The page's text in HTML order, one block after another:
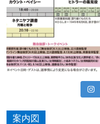
案内図